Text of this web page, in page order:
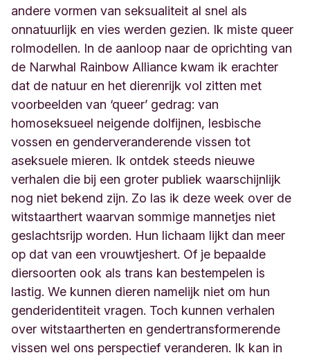
andere vormen van seksualiteit al snel als
onnatuurlijk en vies werden gezien. Ik miste queer
rolmodellen. In de aanloop naar de oprichting van
de Narwhal Rainbow Alliance kwam ik erachter
dat de natuur en het dierenrijk vol zitten met
voorbeelden van ‘queer’ gedrag: van
homoseksueel neigende dolfijnen, lesbische
vossen en genderveranderende vissen tot
aseksuele mieren. Ik ontdek steeds nieuwe
verhalen die bij een groter publiek waarschijnlijk
nog niet bekend zijn. Zo las ik deze week over de
witstaarthert waarvan sommige mannetjes niet
geslachtsrijp worden. Hun lichaam lijkt dan meer
op dat van een vrouwtjeshert. Of je bepaalde
diersoorten ook als trans kan bestempelen is
lastig. We kunnen dieren namelijk niet om hun
genderidentiteit vragen. Toch kunnen verhalen
over witstaartherten en gendertransformerende
vissen wel ons perspectief veranderen. Ik kan in